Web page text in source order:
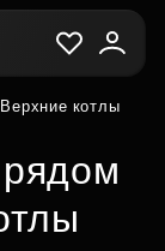
котлы